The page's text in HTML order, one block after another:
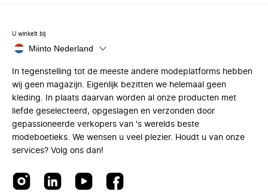
U winkelt bij
Miinto Nederland
In tegenstelling tot de meeste andere modeplatforms hebben
wij geen magazijn. Eigenlijk bezitten we helemaal geen
kleding. In plaats daarvan worden al onze producten met
liefde geselecteerd, opgeslagen en verzonden door
gepassioneerde verkopers van 's werelds beste
modeboetieks. We wensen u veel plezier. Houdt u van onze
services? Volg ons dan!